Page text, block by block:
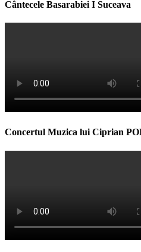
Cântecele Basarabiei I Suceava
Concertul Muzica lui Ciprian